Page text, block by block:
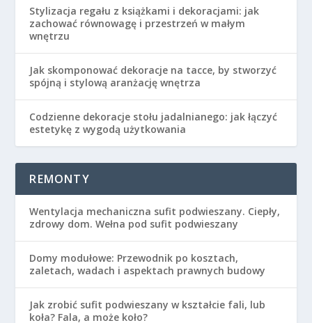
Stylizacja regału z książkami i dekoracjami: jak
zachować równowagę i przestrzeń w małym
wnętrzu
Jak skomponować dekoracje na tacce, by stworzyć
spójną i stylową aranżację wnętrza
Codzienne dekoracje stołu jadalnianego: jak łączyć
estetykę z wygodą użytkowania
REMONTY
Wentylacja mechaniczna sufit podwieszany. Ciepły,
zdrowy dom. Wełna pod sufit podwieszany
Domy modułowe: Przewodnik po kosztach,
zaletach, wadach i aspektach prawnych budowy
Jak zrobić sufit podwieszany w kształcie fali, lub
koła? Fala, a może koło?